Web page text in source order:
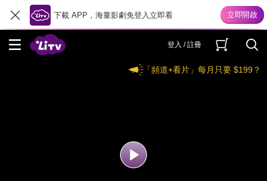
下載 APP，海量影劇免登入立即看
登入 / 註冊
「頻道+看片」每月只要 $199？